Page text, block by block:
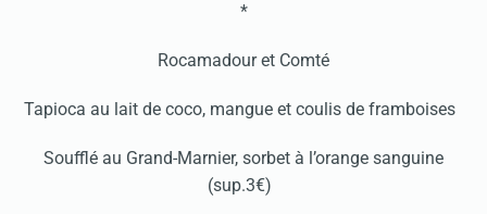
*
Rocamadour et Comté
Tapioca au lait de coco, mangue et coulis de framboises
Soufflé au Grand-Marnier, sorbet à l’orange sanguine
(sup.3€)